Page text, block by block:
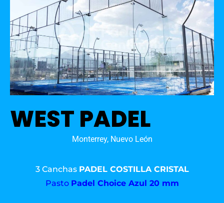
WEST PADEL
Monterrey, Nuevo León
3 Canchas PADEL COSTILLA CRISTAL
Pasto Padel Choice Azul 20 mm